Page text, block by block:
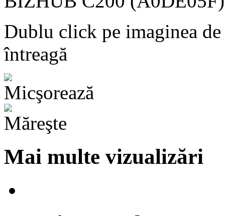
Dublu click pe imaginea de
întreagă
Mai multe vizualizări